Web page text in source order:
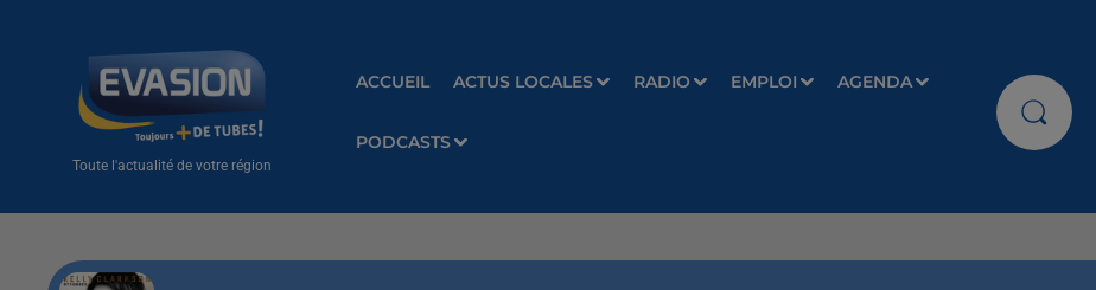
Toute l'actualité de votre région
ACCUEIL ACTUS LOCALES RADIO EMPLOI AGENDA
PODCASTS